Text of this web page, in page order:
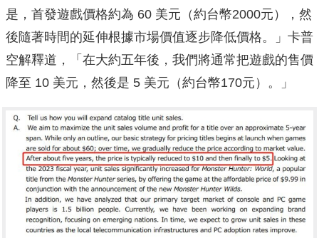
是，首發遊戲價格約為 60 美元（約台幣2000元），然
後隨著時間的延伸根據市場價值逐步降低價格。」卡普
空解釋道，「在大約五年後，我們將通常把遊戲的售價
降至 10 美元，然後是 5 美元（約台幣170元）。」